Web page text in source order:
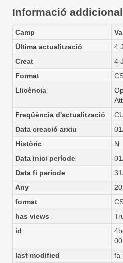
Informació addicional
Camp
Última actualització
4
Creat
4
Format
Llicència
Freqüència d'actualització
Data creació arxiu
Històric
N
Data inici període
Data fi període
Any
format
has views
id
last modified
fa